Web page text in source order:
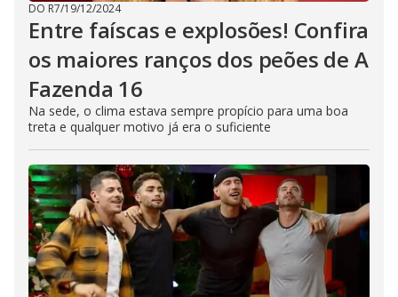
DO R7/19/12/2024
Entre faíscas e explosões! Confira
os maiores ranços dos peões de A
Fazenda 16
Na sede, o clima estava sempre propício para uma boa
treta e qualquer motivo já era o suficiente